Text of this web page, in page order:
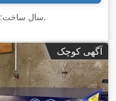
سال ساخت:,
آگهی کوچک